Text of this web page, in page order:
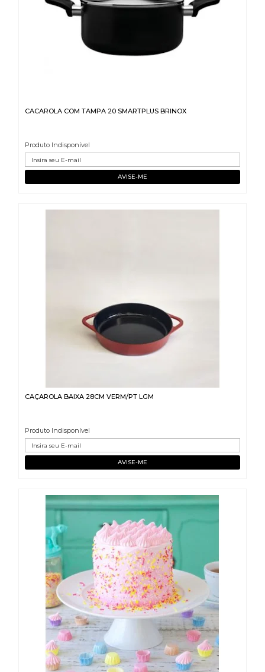
CACAROLA COM TAMPA 20 SMARTPLUS BRINOX
Produto Indisponível
CAÇAROLA BAIXA 28CM VERM/PT LGM
Produto Indisponível